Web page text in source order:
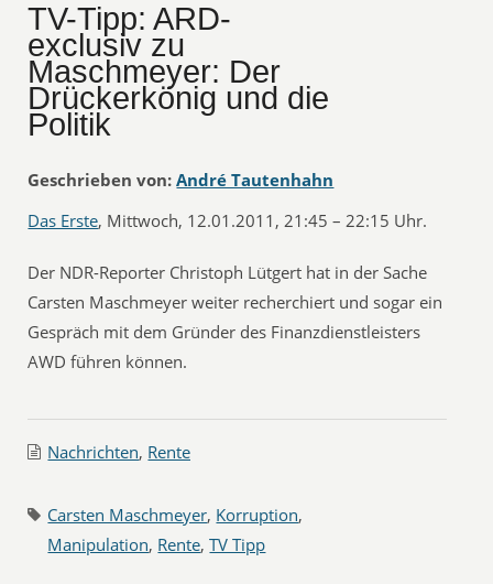
TV-Tipp: ARD-
exclusiv zu
Maschmeyer: Der
Drückerkönig und die
Politik
Geschrieben von: André Tautenhahn
Das Erste, Mittwoch, 12.01.2011, 21:45 – 22:15 Uhr.
Der NDR-Reporter Christoph Lütgert hat in der Sache
Carsten Maschmeyer weiter recherchiert und sogar ein
Gespräch mit dem Gründer des Finanzdienstleisters
AWD führen können.
Nachrichten, Rente
Carsten Maschmeyer, Korruption,
Manipulation, Rente,TV Tipp